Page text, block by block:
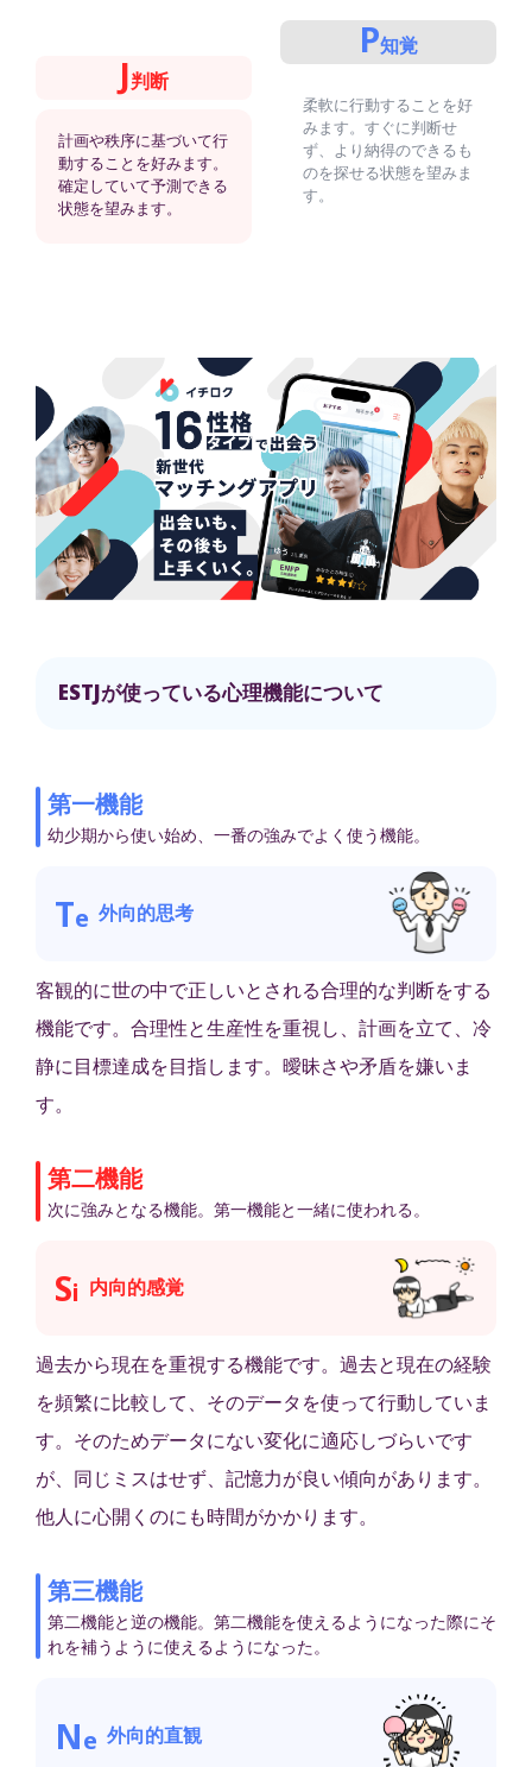
J判断
計画や秩序に基づいて行
動することを好みます。
確定していて予測できる
状態を望みます。
P知覚
柔軟に行動することを好
みます。すぐに判断せ
ず、より納得のできるも
のを探せる状態を望みま
す。
ESTJが使っている心理機能について
第一機能
幼少期から使い始め、一番の強みでよく使う機能。
Te 外向的思考
客観的に世の中で正しいとされる合理的な判断をする
機能です。合理性と生産性を重視し、計画を立て、冷
静に目標達成を目指します。曖昧さや矛盾を嫌いま
す。
第二機能
次に強みとなる機能。第一機能と一緒に使われる。
Si 内向的感覚
過去から現在を重視する機能です。過去と現在の経験
を頻繁に比較して、そのデータを使って行動していま
す。そのためデータにない変化に適応しづらいです
が、同じミスはせず、記憶力が良い傾向があります。
他人に心開くのにも時間がかかります。
第三機能
第二機能と逆の機能。第二機能を使えるようになった際にそ
れを補うように使えるようになった。
Ne 外向的直観